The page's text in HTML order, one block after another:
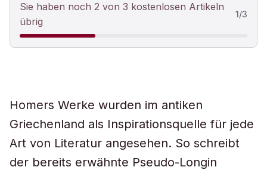
Sie haben noch 2 von 3 kostenlosen Artikeln
übrig
1/3
Homers Werke wurden im antiken
Griechenland als Inspirationsquelle für jede
Art von Literatur angesehen. So schreibt
der bereits erwähnte Pseudo-Longin